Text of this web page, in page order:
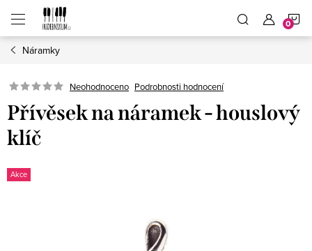
obsah
Náramky
Neohodnoceno Podrobnosti hodnocení
Přívěsek na náramek - houslový
klíč
Akce